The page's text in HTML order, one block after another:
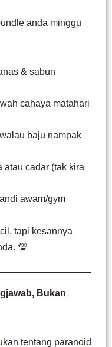
anda minggu
& sabun
cahaya matahari
baju nampak
cadar (tak kira
awam/gym
tapi kesannya
💯
Bukan
tentang paranoid